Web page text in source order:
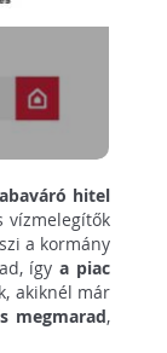
hitel
vízmelegítők
a kormány
ígya piac
akiknél már
megmarad,